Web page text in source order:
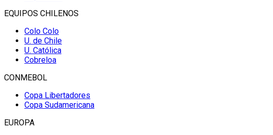
EQUIPOS CHILENOS
Colo Colo
U. de Chile
U. Católica
Cobreloa
CONMEBOL
Copa Libertadores
Copa Sudamericana
EUROPA